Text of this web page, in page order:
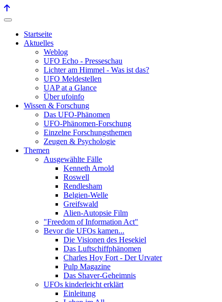
Startseite
Aktuelles
Weblog
UFO Echo - Presseschau
Lichter am Himmel - Was ist das?
UFO Meldestellen
UAP at a Glance
Über ufoinfo
Wissen & Forschung
Das UFO-Phänomen
UFO-Phänomen-Forschung
Einzelne Forschungsthemen
Zeugen & Psychologie
Themen
Ausgewählte Fälle
Kenneth Arnold
Roswell
Rendlesham
Belgien-Welle
Greifswald
Alien-Autopsie Film
"Freedom of Information Act"
Bevor die UFOs kamen...
Die Visionen des Hesekiel
Das Luftschiffphänomen
Charles Hoy Fort - Der Urvater
Pulp Magazine
Das Shaver-Geheimnis
UFOs kinderleicht erklärt
Einleitung